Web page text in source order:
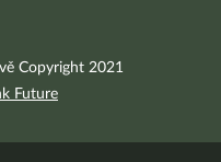
Copyright 2021
Future